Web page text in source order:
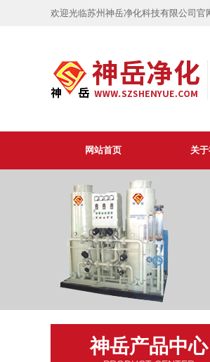
欢迎光临苏州神岳净化科技有限公司官
网站首页 关
神岳产品中心